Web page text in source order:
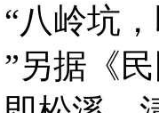
八岭坑
另据《